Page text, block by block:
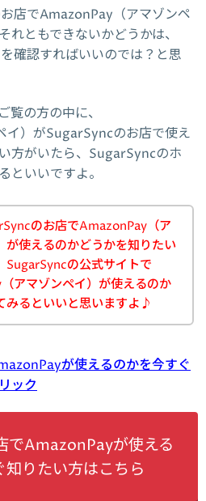
店でAmazonPay（アマゾンペ
れともできないかどうかは、
確認すればいいのでは？と思
覧の方の中に、
イ）がSugarSyncのお店で使え
方がいたら、SugarSyncのホ
といいですよ。
のお店でAmazonPay（ア
が使えるのかどうかを知りたい
SugarSyncの公式サイトで
アマゾンペイ）が使えるのか
みるといいと思いますよ♪
が使えるのかを今すぐ
ック
でAmazonPayが使える
知りたい方はこちら